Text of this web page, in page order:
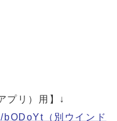
リ）用】↓
（別ウインド